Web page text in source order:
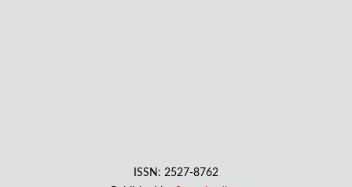
ISSN: 2527-8762